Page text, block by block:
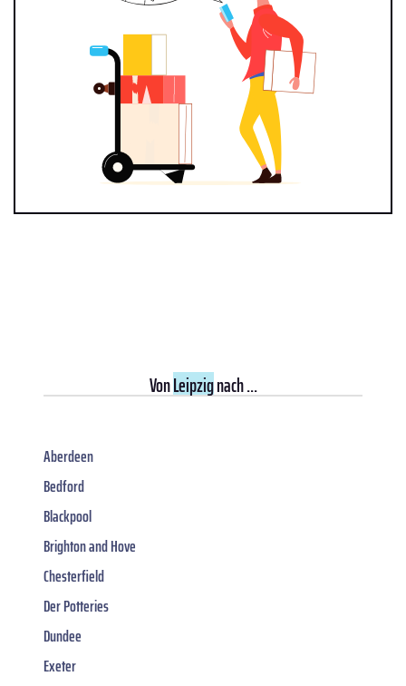
VonLeipzignach ...
Aberdeen
Bedford
Blackpool
Brighton and Hove
Chesterfield
Der Potteries
Dundee
Exeter